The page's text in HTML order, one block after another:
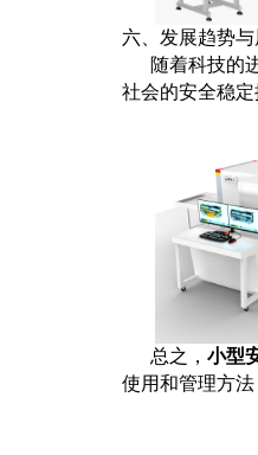
六、发展趋势
随着科技的
社会的安全稳
总之， 小型
使用和管理方